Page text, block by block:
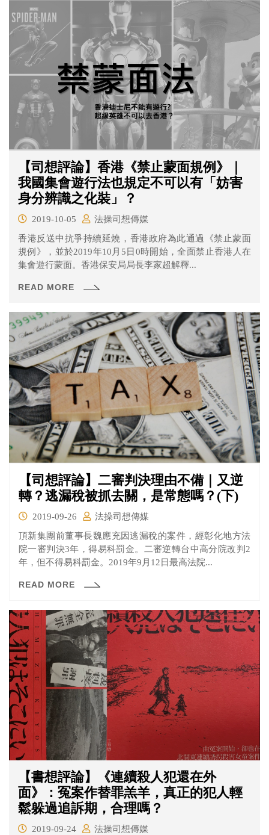
【司想評論】香港《禁止蒙面規例》｜
我國集會遊行法也規定不可以有「妨害
身分辨識之化裝」？
2019-10-05
法操司想傳媒
香港反送中抗爭持續延燒，香港政府為此通過《禁止蒙面
規例》，並於2019年10月5日0時開始，全面禁止香港人在
集會遊行蒙面。香港保安局局長李家超解釋...
READ MORE
【司想評論】二審判決理由不備｜又逆
轉？逃漏稅被抓去關，是常態嗎？(下)
2019-09-26
法操司想傳媒
頂新集團前董事長魏應充因逃漏稅的案件，經彰化地方法
院一審判決3年，得易科罰金。二審逆轉台中高分院改判2
年，但不得易科罰金。2019年9月12日最高法院...
READ MORE
【書想評論】《連續殺人犯還在外
面》：冤案作替罪羔羊，真正的犯人輕
鬆躲過追訴期，合理嗎？
2019-09-24
法操司想傳媒